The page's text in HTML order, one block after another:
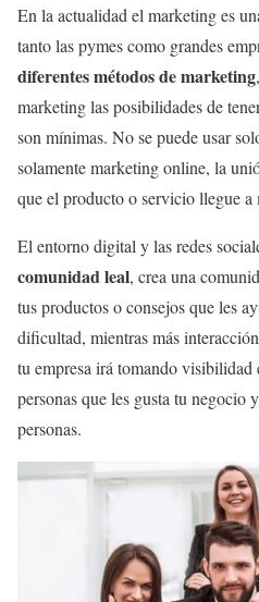
En la actualidad el marketing es
tanto las pymes como grandes
diferentes métodos de marketing
marketing las posibilidades de
son mínimas. No se puede usar
solamente marketing online, la
que el producto o servicio llegue a
El entorno digital y las redes
comunidad leal, crea una
tus productos o consejos que les
dificultad, mientras más
tu empresa irá tomando visibilidad
personas que les gusta tu negocio
personas.